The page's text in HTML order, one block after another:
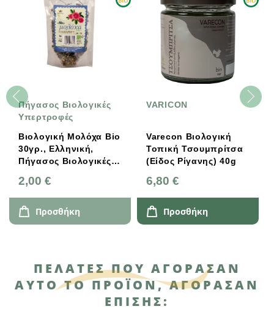
Πήγασος Βιολογικές
Υπερτροφές
Βιολογική Μολόχα Bio
30γρ., Ελληνική,
Πήγασος Βιολογικές
2,00 €
Προσθήκη
VARICON
Varecon Βιολογική
Τοπική Τσουμπρίτσα
(Είδος Ρίγανης) 40g
6,80 €
Προσθήκη
ΠΕΛΆΤΕΣ ΠΟΥ ΑΓΌΡΑΣΑΝ
ΑΥΤΌ ΤΟ ΠΡΟΪΌΝ, ΑΓΌΡΑΣΑΝ
ΕΠΊΣΗΣ: